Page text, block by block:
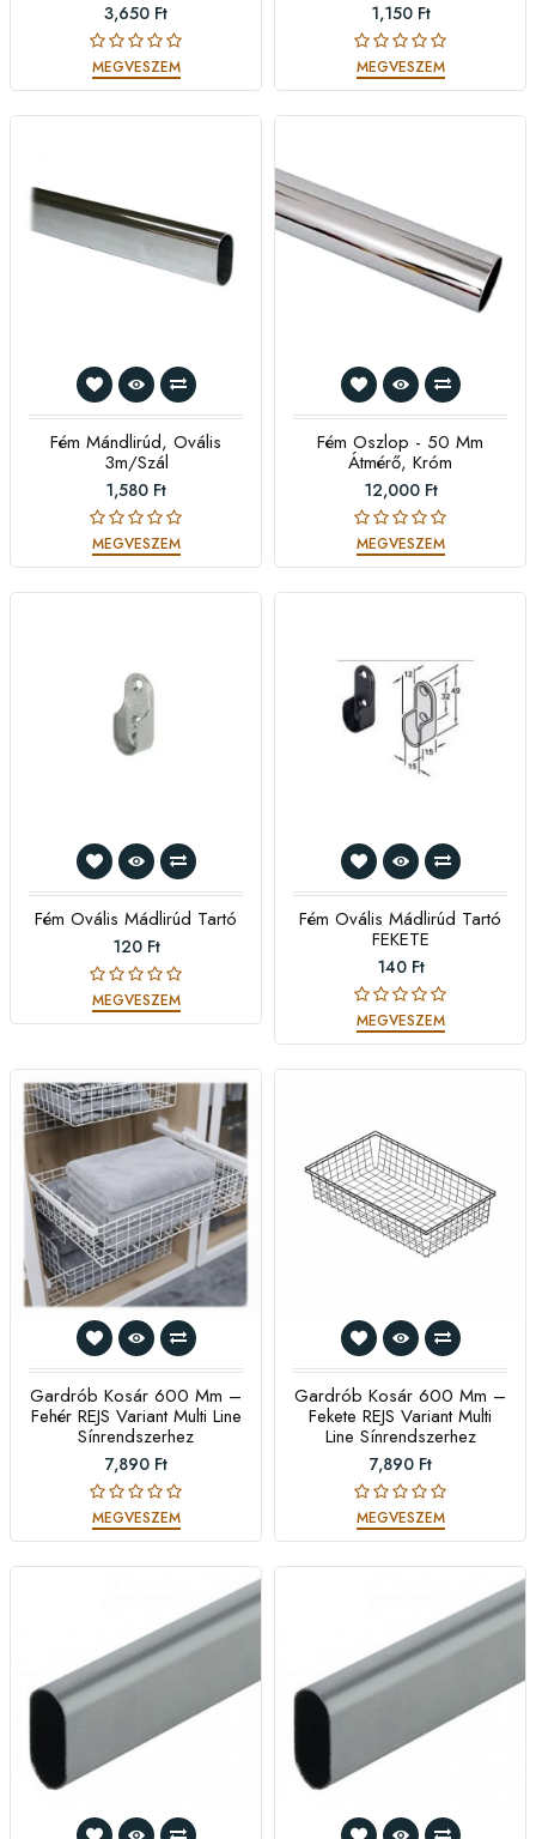
3,650 Ft
MEGVESZEM
1,150 Ft
MEGVESZEM
Fém Mándlirúd, Ovális
3m/szál
1,580 Ft
MEGVESZEM
Fém Oszlop - 50 Mm
Átmérő, Króm
12,000 Ft
MEGVESZEM
Fém Ovális Mádlirúd Tartó
120 Ft
MEGVESZEM
Fém Ovális Mádlirúd Tartó
FEKETE
140 Ft
MEGVESZEM
Gardrób Kosár 600 Mm –
Fehér REJS Variant Multi Line
Sínrendszerhez
7,890 Ft
MEGVESZEM
Gardrób Kosár 600 Mm –
Fekete REJS Variant Multi
Line Sínrendszerhez
7,890 Ft
MEGVESZEM